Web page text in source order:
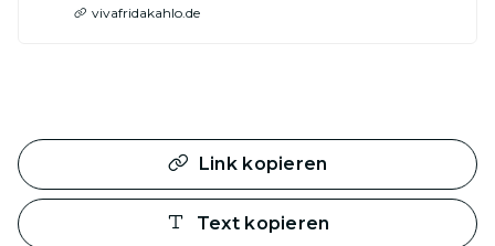
vivafridakahlo.de
Link kopieren
Text kopieren